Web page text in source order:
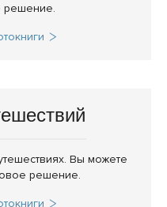
решение.
Вы можете
решение.